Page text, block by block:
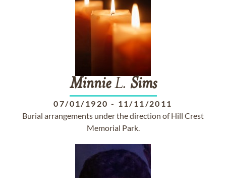
MinnieL. Sims
07/01/1920 - 11/11/2011
Burial arrangements under the direction of Hill Crest
Memorial Park.